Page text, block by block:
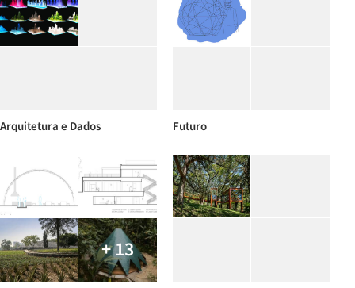
Arquitetura e Dados Futuro
+ 13